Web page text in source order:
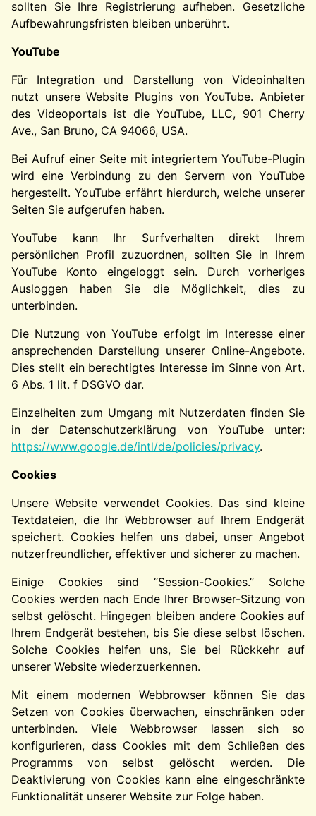
sollten Sie Ihre Registrierung aufheben. Gesetzliche
Aufbewahrungsfristen bleiben unberührt.
YouTube
Für Integration und Darstellung von Videoinhalten
nutzt unsere Website Plugins von YouTube. Anbieter
des Videoportals ist die YouTube, LLC, 901 Cherry
Ave., San Bruno, CA 94066, USA.
Bei Aufruf einer Seite mit integriertem YouTube-Plugin
wird eine Verbindung zu den Servern von YouTube
hergestellt. YouTube erfährt hierdurch, welche unserer
Seiten Sie aufgerufen haben.
YouTube kann Ihr Surfverhalten direkt Ihrem
persönlichen Profil zuzuordnen, sollten Sie in Ihrem
YouTube Konto eingeloggt sein. Durch vorheriges
Ausloggen haben Sie die Möglichkeit, dies zu
unterbinden.
Die Nutzung von YouTube erfolgt im Interesse einer
ansprechenden Darstellung unserer Online-Angebote.
Dies stellt ein berechtigtes Interesse im Sinne von Art.
6 Abs. 1 lit. f DSGVO dar.
Einzelheiten zum Umgang mit Nutzerdaten finden Sie
in der Datenschutzerklärung von YouTube unter:
https://www.google.de/intl/de/policies/privacy.
Cookies
Unsere Website verwendet Cookies. Das sind kleine
Textdateien, die Ihr Webbrowser auf Ihrem Endgerät
speichert. Cookies helfen uns dabei, unser Angebot
nutzerfreundlicher, effektiver und sicherer zu machen.
Einige Cookies sind “Session-Cookies.” Solche
Cookies werden nach Ende Ihrer Browser-Sitzung von
selbst gelöscht. Hingegen bleiben andere Cookies auf
Ihrem Endgerät bestehen, bis Sie diese selbst löschen.
Solche Cookies helfen uns, Sie bei Rückkehr auf
unserer Website wiederzuerkennen.
Mit einem modernen Webbrowser können Sie das
Setzen von Cookies überwachen, einschränken oder
unterbinden. Viele Webbrowser lassen sich so
konfigurieren, dass Cookies mit dem Schließen des
Programms von selbst gelöscht werden. Die
Deaktivierung von Cookies kann eine eingeschränkte
Funktionalität unserer Website zur Folge haben.